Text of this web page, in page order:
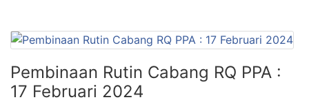
Pembinaan Rutin Cabang RQ PPA :
17 Februari 2024